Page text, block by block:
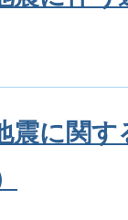
震に関